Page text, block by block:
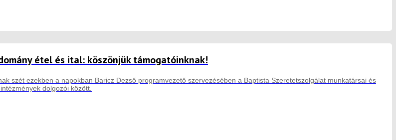
étel és ital: köszönjük támogatóinknak!
szét ezekben a napokban Baricz Dezső programvezető szervezésében a Baptista Szeretetszolgálat munkatársai és
dolgozói között.